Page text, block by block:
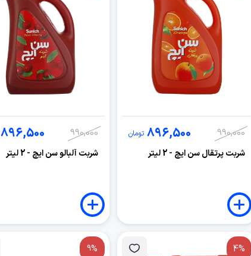
990,000
896,500 تومان
شربت پرتقال سن ایچ - 2 لیتر
990,000
896,500
شربت آلبالو سن ایچ - 2 لیتر
4%
9%